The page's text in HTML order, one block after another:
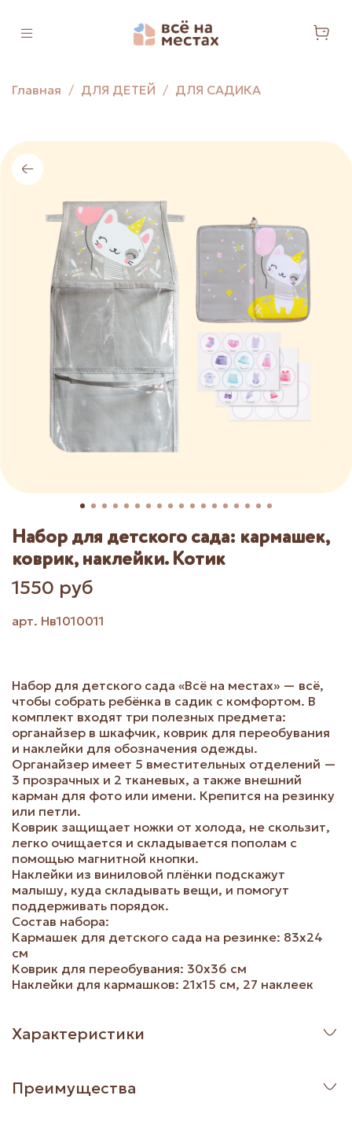
Главная ДЛЯ ДЕТЕЙ ДЛЯ САДИКА
арт. Нв1010011
Набор для детского сада: кармашек,
коврик, наклейки. Котик
1550 руб
Набор для детского сада «Всё на местах» — всё,
чтобы собрать ребёнка в садик с комфортом. В
комплект входят три полезных предмета:
органайзер в шкафчик, коврик для переобувания
и наклейки для обозначения одежды.
Органайзер имеет 5 вместительных отделений —
3 прозрачных и 2 тканевых, а также внешний
карман для фото или имени. Крепится на резинку
или петли.
Коврик защищает ножки от холода, не скользит,
легко очищается и складывается пополам с
помощью магнитной кнопки.
Наклейки из виниловой плёнки подскажут
малышу, куда складывать вещи, и помогут
поддерживать порядок.
Состав набора:
Кармашек для детского сада на резинке: 83х24
см
Коврик для переобувания: 30х36 см
Наклейки для кармашков: 21х15 см, 27 наклеек
Характеристики
Преимущества